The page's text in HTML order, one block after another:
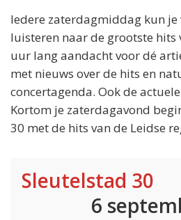
Iedere zaterdagmiddag kun
luisteren naar de grootste hits
uur lang aandacht voor dé
met nieuws over de hits en
concertagenda. Ook de
Kortom je zaterdagavond
30 met de hits van de Leidse
Sleutelstad 30
6